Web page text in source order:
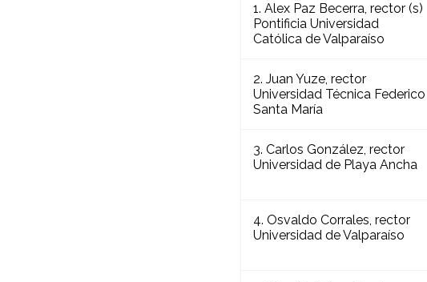
1. Alex Paz Becerra, rector (s)
Pontificia Universidad
Católica de Valparaíso
2. Juan Yuze, rector
Universidad Técnica Federico
Santa María
3. Carlos González, rector
Universidad de Playa Ancha
4. Osvaldo Corrales, rector
Universidad de Valparaíso